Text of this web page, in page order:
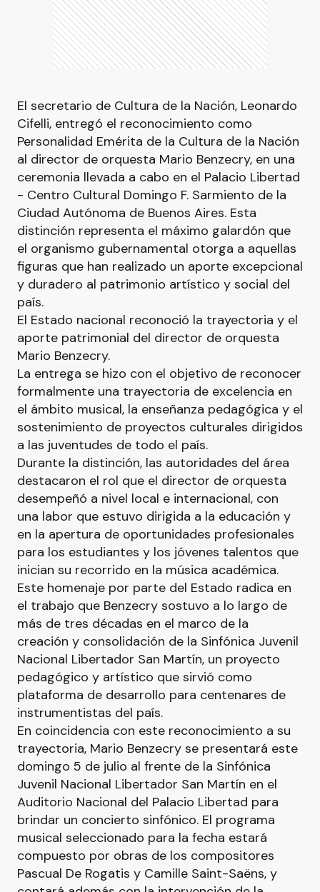
El secretario de Cultura de la Nación, Leonardo
Cifelli, entregó el reconocimiento como
Personalidad Emérita de la Cultura de la Nación
al director de orquesta Mario Benzecry, en una
ceremonia llevada a cabo en el Palacio Libertad
- Centro Cultural Domingo F. Sarmiento de la
Ciudad Autónoma de Buenos Aires. Esta
distinción representa el máximo galardón que
el organismo gubernamental otorga a aquellas
figuras que han realizado un aporte excepcional
y duradero al patrimonio artístico y social del
país.
El Estado nacional reconoció la trayectoria y el
aporte patrimonial del director de orquesta
Mario Benzecry.
La entrega se hizo con el objetivo de reconocer
formalmente una trayectoria de excelencia en
el ámbito musical, la enseñanza pedagógica y el
sostenimiento de proyectos culturales dirigidos
a las juventudes de todo el país.
Durante la distinción, las autoridades del área
destacaron el rol que el director de orquesta
desempeñó a nivel local e internacional, con
una labor que estuvo dirigida a la educación y
en la apertura de oportunidades profesionales
para los estudiantes y los jóvenes talentos que
inician su recorrido en la música académica.
Este homenaje por parte del Estado radica en
el trabajo que Benzecry sostuvo a lo largo de
más de tres décadas en el marco de la
creación y consolidación de la Sinfónica Juvenil
Nacional Libertador San Martín, un proyecto
pedagógico y artístico que sirvió como
plataforma de desarrollo para centenares de
instrumentistas del país.
En coincidencia con este reconocimiento a su
trayectoria, Mario Benzecry se presentará este
domingo 5 de julio al frente de la Sinfónica
Juvenil Nacional Libertador San Martín en el
Auditorio Nacional del Palacio Libertad para
brindar un concierto sinfónico. El programa
musical seleccionado para la fecha estará
compuesto por obras de los compositores
Pascual De Rogatis y Camille Saint-Saëns, y